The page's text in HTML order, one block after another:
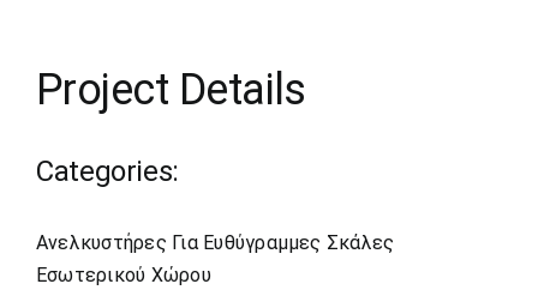
Project Details
Categories:
Ανελκυστήρες Για Ευθύγραμμες Σκάλες
Εσωτερικού Χώρου